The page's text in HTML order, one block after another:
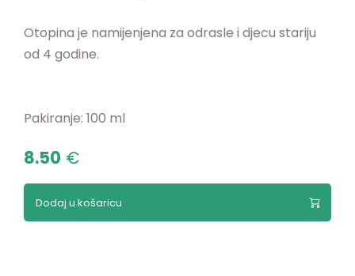
Otopina je namijenjena za odrasle i djecu stariju
od 4 godine.
Pakiranje: 100 ml
8.50 €
Dodaj u košaricu